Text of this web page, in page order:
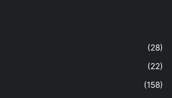
(28)
(22)
(158)